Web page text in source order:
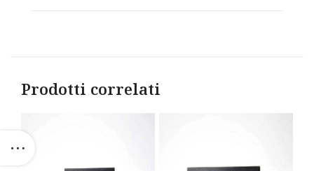
Prodotti correlati